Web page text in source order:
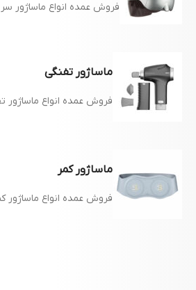
فروش عمده انواع ماساژور سر
ماساژور تفنگی
فروش عمده انواع ماساژور تفنگی
ماساژور کمر
فروش عمده انواع ماساژور کمر